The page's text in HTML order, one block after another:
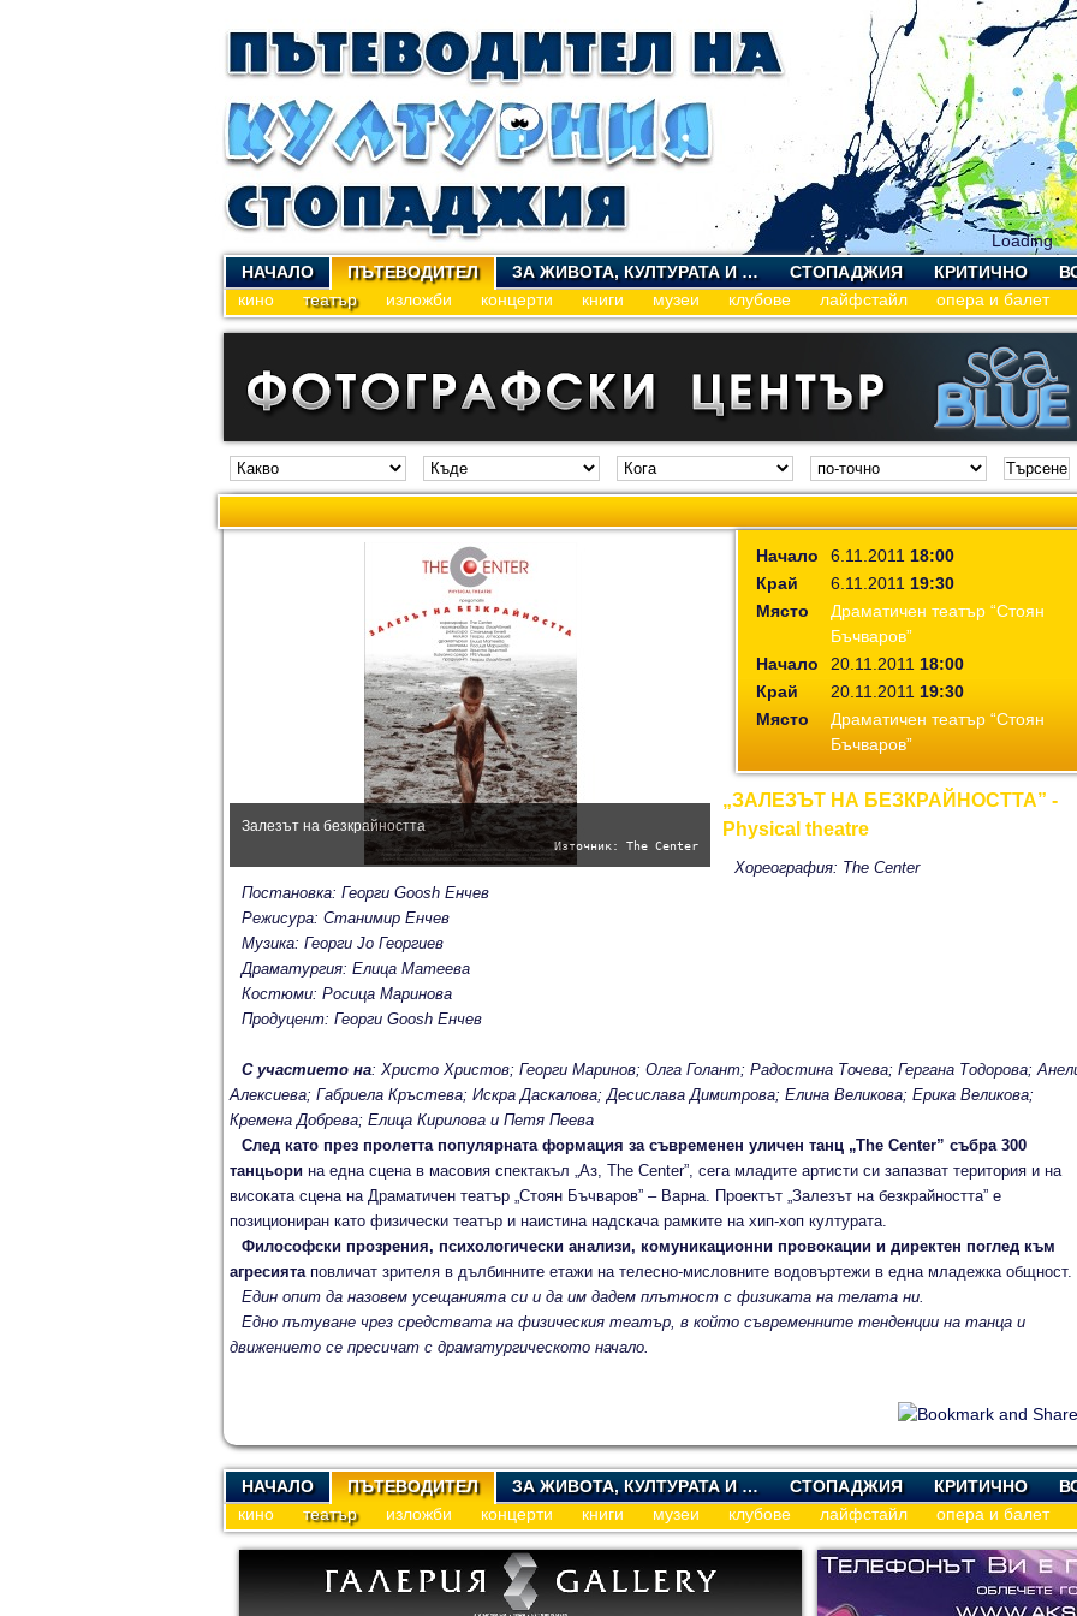
Loading
НАЧАЛО
ПЪТЕВОДИТЕЛ ЗА ЖИВОТА, КУЛТУРАТА И … СТОПАДЖИЯ КРИТИЧНО
кино
театър изложби концерти книги музеи клубове лайфстайл опера и балет
Начало 6.11.2011 18:00
Край
6.11.2011 19:30
Място
Драматичен театър “Стоян
Бъчваров”
Начало
20.11.2011 18:00
Край
20.11.2011 19:30
Място
Драматичен театър “Стоян
Бъчваров”
Залезът на безкрайността
Източник: The Center
„ЗАЛЕЗЪТ НА БЕЗКРАЙНОСТТА” -
Physical theatre
Хореография: The Center
Постановка: Георги Goosh Енчев
Режисура: Станимир Енчев
Музика: Георги Jo Георгиев
Драматургия: Елица Матеева
Костюми: Росица Маринова
Продуцент: Георги Goosh Енчев
С участието на: Христо Христов; Георги Маринов; Олга Голант; Радостина Точева; Гергана Тодорова;
Алексиева; Габриела Кръстева; Искра Даскалова; Десислава Димитрова; Елина Великова; Ерика Великова;
Кремена Добрева; Елица Кирилова и Петя Пеева
След като през пролетта популярната формация за съвременен уличен танц „Тhe Center” събра 300
танцьори на една сцена в масовия спектакъл „Аз, Тhe Center”, сега младите артисти си запазват територия и на
високата сцена на Драматичен театър „Стоян Бъчваров” – Варна. Проектът „Залезът на безкрайността” е
позициониран като физически театър и наистина надскача рамките на хип-хоп културата.
Философски прозрения, психологически анализи, комуникационни провокации и директен поглед към
агресиятаповличат зрителя в дълбинните етажи на телесно-мисловните водовъртежи в една младежка общност.
Един опит да назовем усещанията си и да им дадем плътност с физиката на телата ни.
Едно пътуване чрез средствата на физическия театър, в който съвременните тенденции на танца и
движението се пресичат с драматургическото начало.
НАЧАЛО ПЪТЕВОДИТЕЛ ЗА ЖИВОТА, КУЛТУРАТА И … СТОПАДЖИЯ КРИТИЧНО
кино
театър изложби концерти книги музеи клубове лайфстайл опера и балет